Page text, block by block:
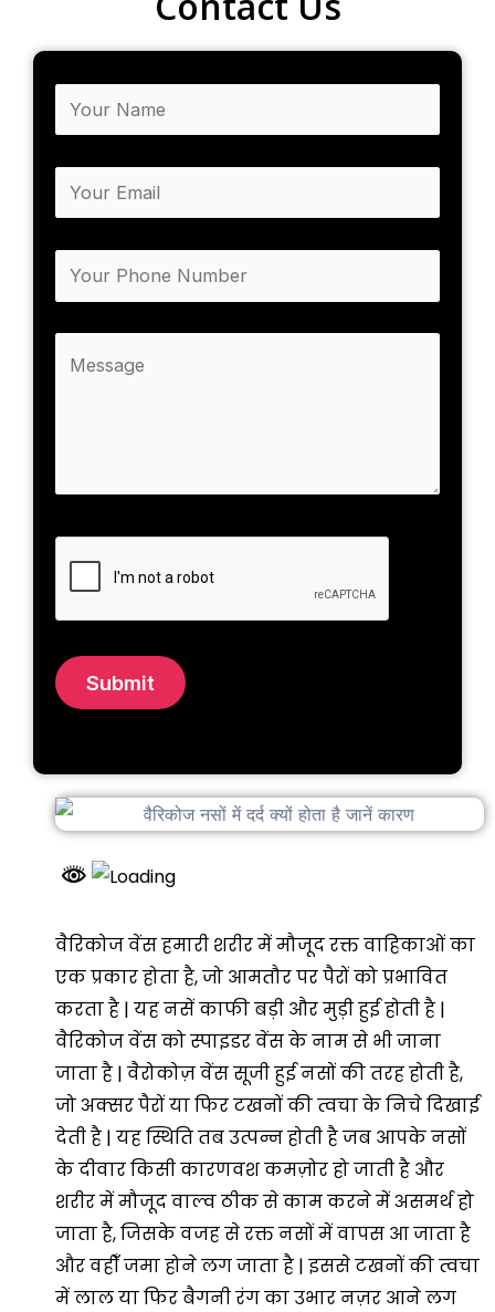
वैरिकोज वेंस हमारी शरीर में मौजूद रक्त वाहिकाओं का
एक प्रकार होता है, जो आमतौर पर पैरों को प्रभावित
करता है | यह नसें काफी बड़ी और मुड़ी हुई होती है |
वैरिकोज वेंस को स्पाइडर वेंस के नाम से भी जाना
जाता है | वैरोकोज़ वेंस सूजी हुई नसों की तरह होती है,
जो अक्सर पैरों या फिर टखनों की त्वचा के निचे दिखाई
देती है | यह स्थिति तब उत्पन्न होती है जब आपके नसों
के दीवार किसी कारणवश कमज़ोर हो जाती है और
शरीर में मौजूद वाल्व ठीक से काम करने में असमर्थ हो
जाता है, जिसके वजह से रक्त नसों में वापस आ जाता है
और वहीँ जमा होने लग जाता है | इससे टखनों की त्वचा
में लाल या फिर बैगनी रंग का उभार नज़र आने लग